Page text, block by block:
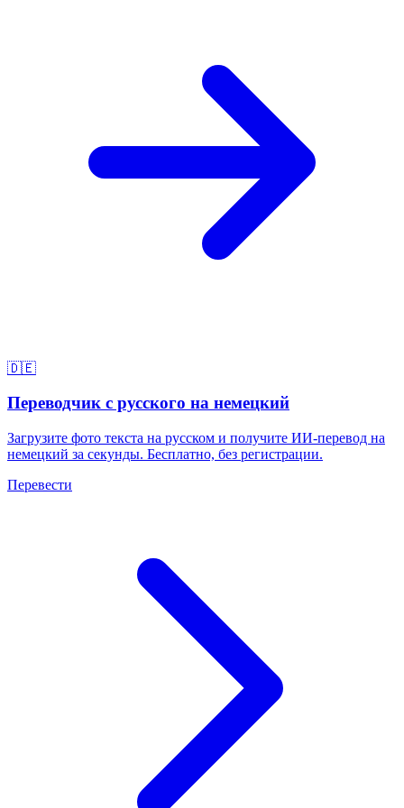
🇩🇪
Переводчик с русского на немецкий
Загрузите фото текста на русском и получите ИИ-перевод на
немецкий за секунды. Бесплатно, без регистрации.
Перевести